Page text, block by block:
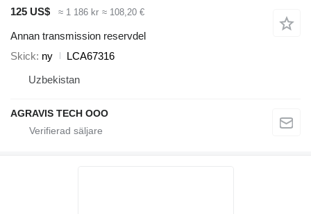
125 US$ ≈ 1 186 kr ≈ 108,20 €
Annan transmission reservdel
Skick ny
LCA67316
Uzbekistan
AGRAVIS TECH OOO